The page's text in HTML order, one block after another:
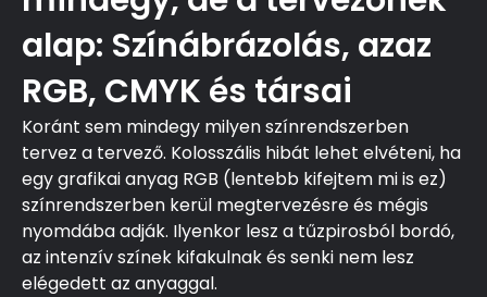
alap: Színábrázolás, azaz
RGB, CMYK és társai
Koránt sem mindegy milyen színrendszerben
tervez a tervező. Kolosszális hibát lehet elvéteni, ha
egy grafikai anyag RGB (lentebb kifejtem mi is ez)
színrendszerben kerül megtervezésre és mégis
nyomdába adják. Ilyenkor lesz a tűzpirosból bordó,
az intenzív színek kifakulnak és senki nem lesz
elégedett az anyaggal.